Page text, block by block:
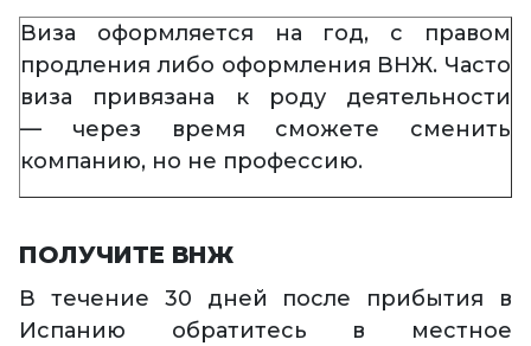
Виза оформляется на год, с правом
продления либо оформления ВНЖ. Часто
виза привязана к роду деятельности
— через время сможете сменить
компанию, но не профессию.
ПОЛУЧИТЕ ВНЖ
В течение 30 дней после прибытия в
Испанию обратитесь в местное